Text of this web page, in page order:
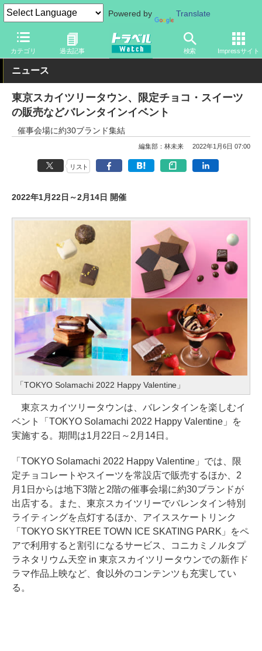
Powered by Translate
カテゴリ 過去記事 検索 Impressサイト
トラベル Watch 旅の情報 観光地 観光スポット
ニュース
東京スカイツリータウン、限定チョコ・スイーツ
の販売などバレンタインイベント
催事会場に約30ブランド集結
編集部：林未来 2022年1月6日 07:00
リスト
2022年1月22日～2月14日 開催
「TOKYO Solamachi 2022 Happy Valentine」
東京スカイツリータウンは、バレンタインを楽しむイ
ベント「TOKYO Solamachi 2022 Happy Valentine」を
実施する。期間は1月22日～2月14日。
「TOKYO Solamachi 2022 Happy Valentine」では、限
定チョコレートやスイーツを常設店で販売するほか、2
月1日からは地下3階と2階の催事会場に約30ブランドが
出店する。また、東京スカイツリーでバレンタイン特別
ライティングを点灯するほか、アイススケートリンク
「TOKYO SKYTREE TOWN ICE SKATING PARK」をペ
アで利用すると割引になるサービス、コニカミノルタプ
ラネタリウム天空 in 東京スカイツリータウンでの新作ド
ラマ作品上映など、食以外のコンテンツも充実してい
る。